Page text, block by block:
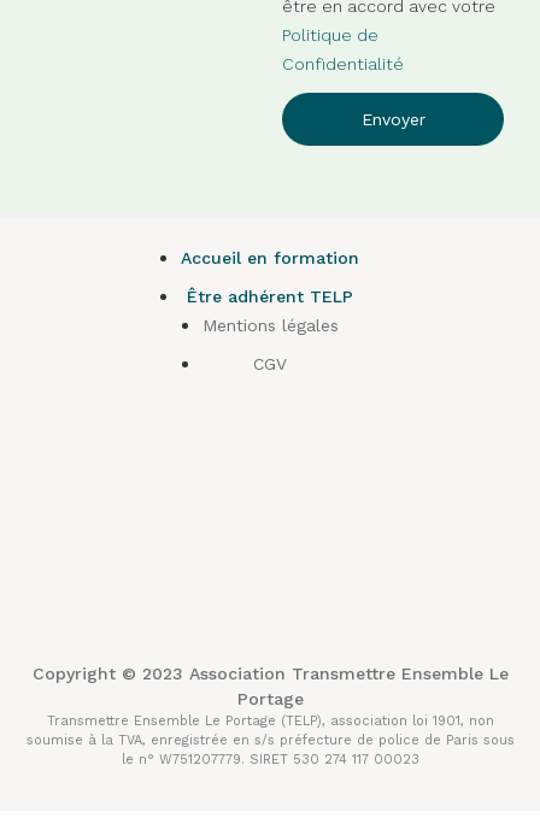
être en accord avec votre
Politique de
Confidentialité
Envoyer
Accueil en formation
Être adhérent TELP
Mentions légales
CGV
Copyright © 2023 Association Transmettre Ensemble Le
Portage
Transmettre Ensemble Le Portage (TELP), association loi 1901, non
soumise à la TVA, enregistrée en s/s préfecture de police de Paris sous
le n° W751207779. SIRET 530 274 117 00023